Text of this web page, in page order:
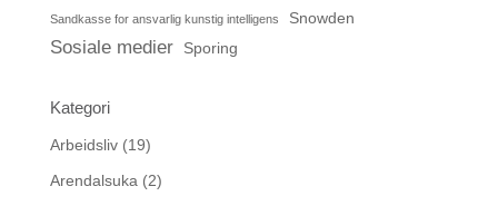
Sandkasse for ansvarlig kunstig intelligens Snowden
Sosiale medier Sporing
Kategori
Arbeidsliv(19)
Arendalsuka (2)